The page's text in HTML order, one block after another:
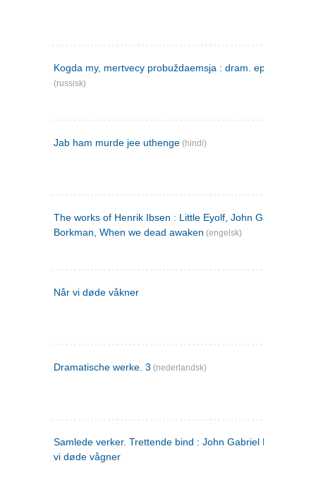
Kogda my, mertvecy probuždaemsja : dram. epilog v 3 d
(russisk)
Jab ham murde jee uthenge (hindi)
The works of Henrik Ibsen : Little Eyolf, John Gabriel
Borkman, When we dead awaken (engelsk)
Når vi døde våkner
Dramatische werke. 3 (nederlandsk)
Samlede verker. Trettende bind : John Gabriel Borkman ;
vi døde vågner